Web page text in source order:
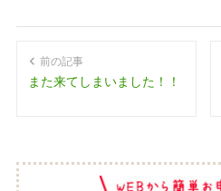
前の記事
また来てしまいました！！